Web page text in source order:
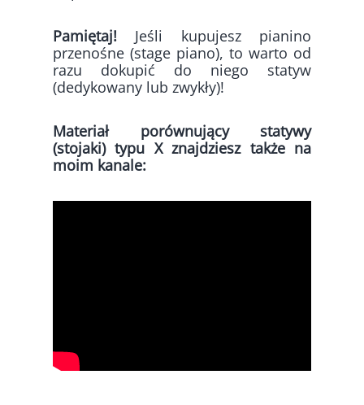
Pamiętaj! Jeśli kupujesz pianino
przenośne (stage piano), to warto od
razu dokupić do niego statyw
(dedykowany lub zwykły)!
Materiał porównujący statywy
(stojaki) typu X znajdziesz także na
moim kanale: